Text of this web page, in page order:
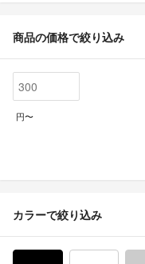
商品の価格で絞り込み
円〜
カラーで絞り込み